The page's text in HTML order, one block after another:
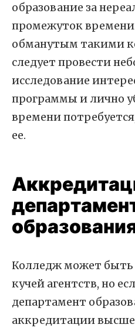
образование за
промежуток
обманутым такими
следует провести
исследование
программы и лично
времени
ее.
Колледж может
кучей агентств, но
департамент
аккредитации